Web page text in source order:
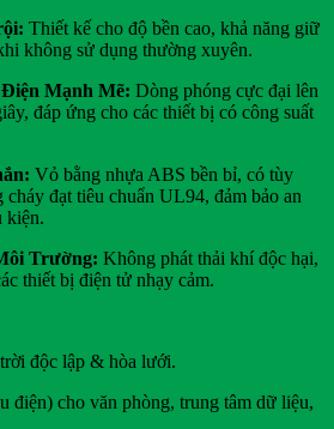
Thiết kế cho độ bền cao, khả năng giữ
không sử dụng thường xuyên.
Mạnh Mẽ: Dòng phóng cực đại lên
đáp ứng cho các thiết bị có công suất
Vỏ bằng nhựa ABS bền bỉ, có tùy
cháy đạt tiêu chuẩn UL94, đảm bảo an
kiện.
Trường: Không phát thải khí độc hại,
thiết bị điện tử nhạy cảm.
độc lập & hòa lưới.
điện) cho văn phòng, trung tâm dữ liệu,